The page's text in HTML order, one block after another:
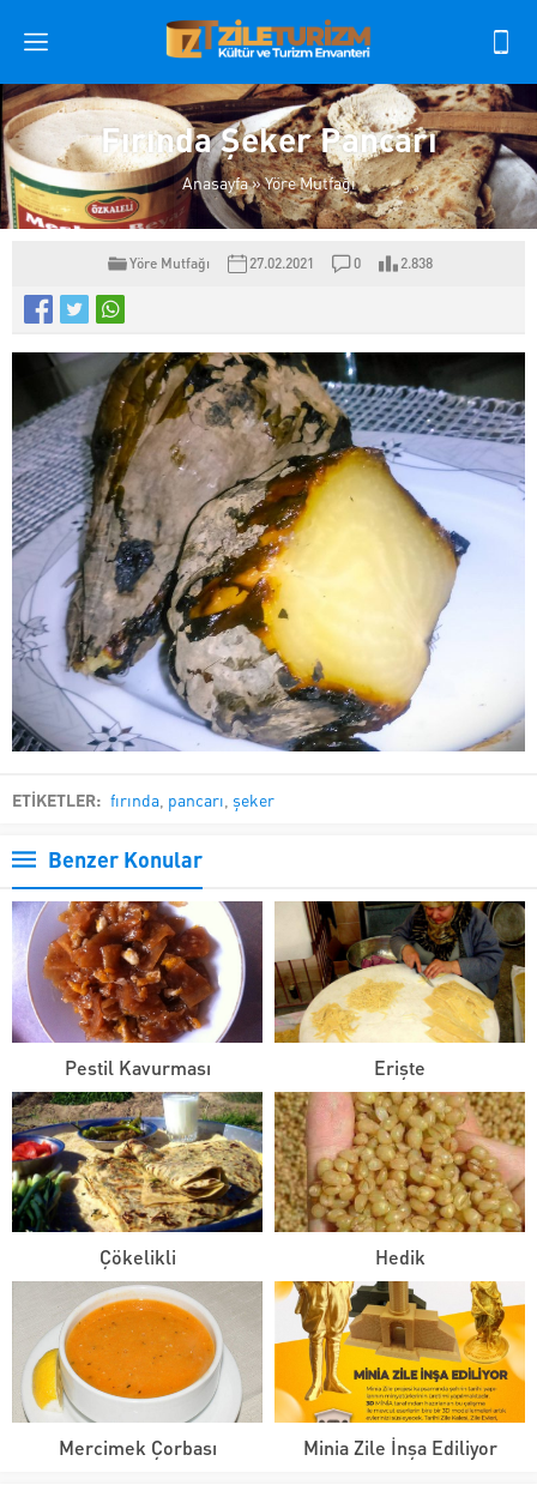
Fırında Şeker Pancarı
Anasayfa»Yöre Mutfağı
Yöre Mutfağı 27.02.2021 0 2.838
ETİKETLER: fırında pancarı şeker
Benzer Konular
Pestil Kavurması Erişte
Çökelikli Hedik
Mercimek Çorbası Minia Zile İnşa Ediliyor